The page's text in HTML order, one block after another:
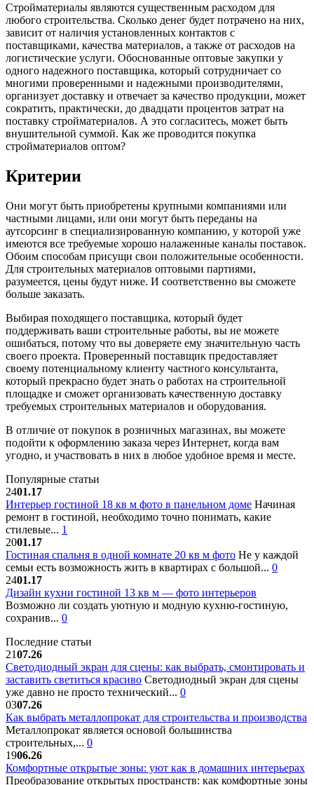
Стройматериалы являются существенным расходом для
любого строительства. Сколько денег будет потрачено на них,
зависит от наличия установленных контактов с
поставщиками, качества материалов, а также от расходов на
логистические услуги. Обоснованные оптовые закупки у
одного надежного поставщика, который сотрудничает со
многими проверенными и надежными производителями,
организует доставку и отвечает за качество продукции, может
сократить, практически, до двадцати процентов затрат на
поставку стройматериалов. А это согласитесь, может быть
внушительной суммой. Как же проводится покупка
стройматериалов оптом?
Критерии
Они могут быть приобретены крупными компаниями или
частными лицами, или они могут быть переданы на
аутсорсинг в специализированную компанию, у которой уже
имеются все требуемые хорошо налаженные каналы поставок.
Обоим способам присущи свои положительные особенности.
Для строительных материалов оптовыми партиями,
разумеется, цены будут ниже. И соответственно вы сможете
больше заказать.
Выбирая походящего поставщика, который будет
поддерживать ваши строительные работы, вы не можете
ошибаться, потому что вы доверяете ему значительную часть
своего проекта. Проверенный поставщик предоставляет
своему потенциальному клиенту частного консультанта,
который прекрасно будет знать о работах на строительной
площадке и сможет организовать качественную доставку
требуемых строительных материалов и оборудования.
В отличие от покупок в розничных магазинах, вы можете
подойти к оформлению заказа через Интернет, когда вам
угодно, и участвовать в них в любое удобное время и месте.
Популярные статьи
2401.17
Интерьер гостиной 18 кв м фото в панельном доме Начиная
ремонт в гостиной, необходимо точно понимать, какие
стилевые... 1
2001.17
Гостиная спальня в одной комнате 20 кв м фото Не у каждой
семьи есть возможность жить в квартирах с большой... 0
2401.17
Дизайн кухни гостиной 13 кв м — фото интерьеров
Возможно ли создать уютную и модную кухню-гостиную,
сохранив... 0
Последние статьи
2107.26
Светодиодный экран для сцены: как выбрать, смонтировать и
заставить светиться красиво Светодиодный экран для сцены
уже давно не просто технический... 0
0307.26
Как выбрать металлопрокат для строительства и производства
Металлопрокат является основой большинства
строительных,... 0
1906.26
Комфортные открытые зоны: уют как в домашних интерьерах
Преобразование открытых пространств: как комфортные зоны